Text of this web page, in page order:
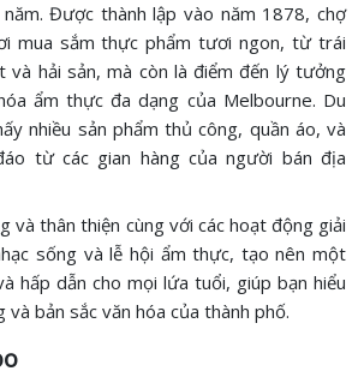
Được thành lập vào năm 1878, chợ
mua sắm thực phẩm tươi ngon, từ trái
và hải sản, mà còn là điểm đến lý tưởng
ẩm thực đa dạng của Melbourne. Du
nhiều sản phẩm thủ công, quần áo, và
từ các gian hàng của người bán địa
và thân thiện cùng với các hoạt động giải
sống và lễ hội ẩm thực, tạo nên một
hấp dẫn cho mọi lứa tuổi, giúp bạn hiểu
bản sắc văn hóa của thành phố.